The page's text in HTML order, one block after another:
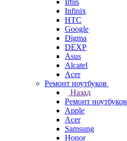
Irbis
Infinix
HTC
Google
Digma
DEXP
Asus
Alcatel
Acer
Ремонт ноутбуков
Назад
Ремонт ноутбуков
Apple
Acer
Samsung
Honor